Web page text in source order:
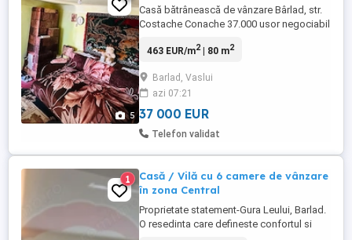
5
Casă bătrânească de vânzare Bârlad, str.
Costache Conache 37.000 usor negociabil
situată într-o zonă bună din Bârlad, pe
supermarketuri și puncte de interes. Teren
cu suprafață de 292 mp Utilități existente:
...
463 EUR/m2| 80 m2
Barlad, Vaslui
azi 07:21
37 000 EUR
Telefon validat
1
Casă / Vilă cu 6 camere de vânzare
în zona Central
Proprietate statement-Gura Leului, Barlad.
O resedinta care defineste confortul si